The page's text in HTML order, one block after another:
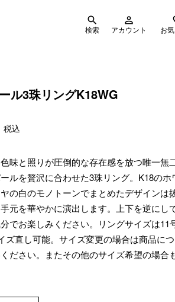
search
検索
person_outline
アカウント お
ル3珠リングK18WG
税込
味と照りが圧倒的な存在感を放つ唯一無
ルを贅沢に合わせた3珠リング。K18のホ
の白のモノトーンでまとめたデザインは
元を華やかに演出します。上下を逆にし
でお楽しみください。リングサイズは11
ズ直し可能。サイズ変更の場合は商品に
ださい。またその他のサイズ希望の場合